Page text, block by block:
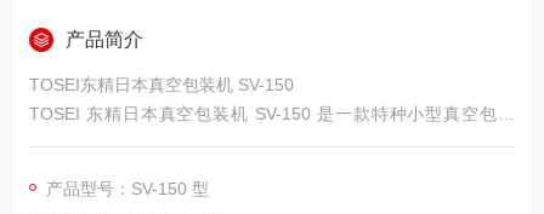
产品简介
TOSEI东精日本真空包装机 SV-150
TOSEI 东精日本真空包装机 SV-150 是一款特种小型真空包装
机。其相关信息如下：
产品特点：它被称为世界上小的腔室真空包装机，具有垂直形
产品型号：SV-150 型